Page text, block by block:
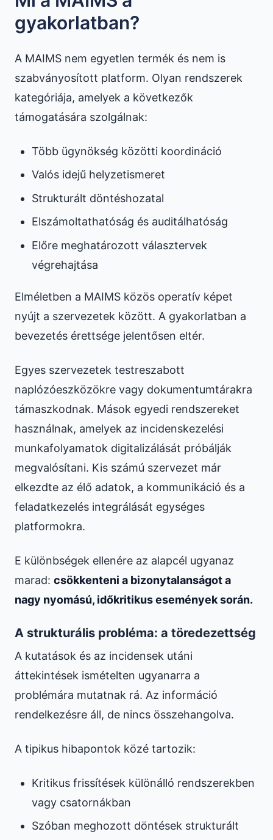
gyakorlatban?
A MAIMS nem egyetlen termék és nem is
szabványosított platform. Olyan rendszerek
kategóriája, amelyek a következők
támogatására szolgálnak:
Több ügynökség közötti koordináció
Valós idejű helyzetismeret
Strukturált döntéshozatal
Elszámoltathatóság és auditálhatóság
Előre meghatározott választervek
végrehajtása
Elméletben a MAIMS közös operatív képet
nyújt a szervezetek között. A gyakorlatban a
bevezetés érettsége jelentősen eltér.
Egyes szervezetek testreszabott
naplózóeszközökre vagy dokumentumtárakra
támaszkodnak. Mások egyedi rendszereket
használnak, amelyek az incidenskezelési
munkafolyamatok digitalizálását próbálják
megvalósítani. Kis számú szervezet már
elkezdte az élő adatok, a kommunikáció és a
feladatkezelés integrálását egységes
platformokra.
E különbségek ellenére az alapcél ugyanaz
marad: csökkenteni a bizonytalanságot a
nagy nyomású, időkritikus események során.
A strukturális probléma: a töredezettség
A kutatások és az incidensek utáni
áttekintések ismételten ugyanarra a
problémára mutatnak rá. Az információ
rendelkezésre áll, de nincs összehangolva.
A tipikus hibapontok közé tartozik:
Kritikus frissítések különálló rendszerekben
vagy csatornákban
Szóban meghozott döntések strukturált